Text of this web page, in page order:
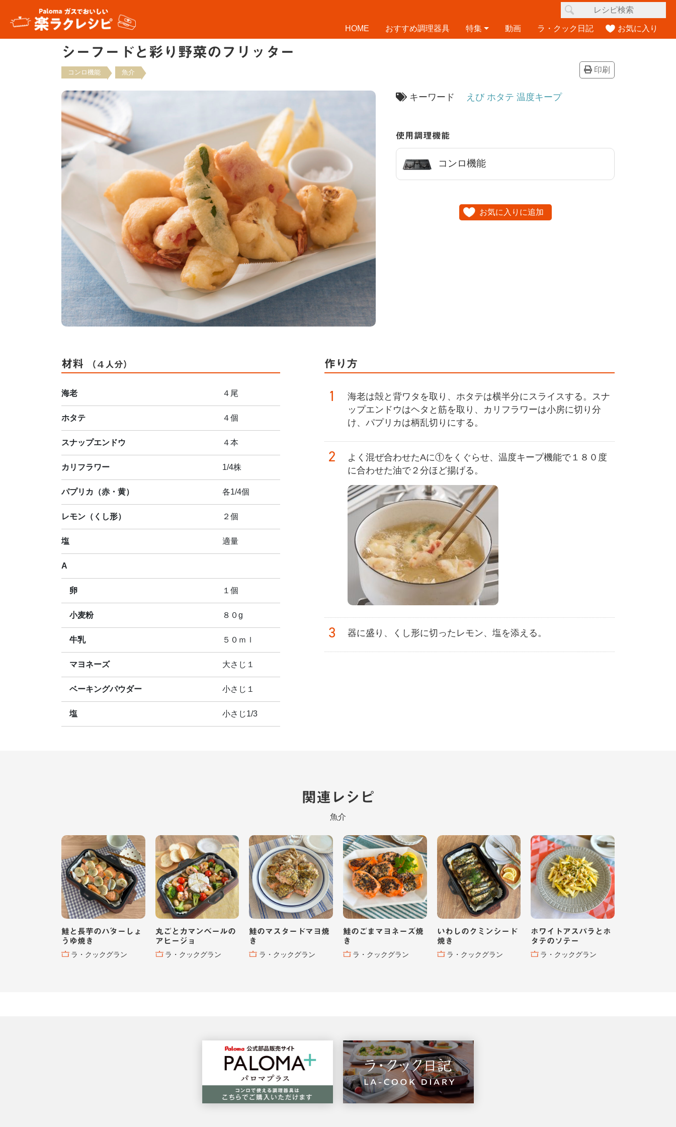
HOME おすすめ調理器具 特集 動画 ラ・クック日記 お気に入り
シーフードと彩り野菜のフリッター
コンロ機能 魚介 印刷
キーワード えび ホタテ 温度キープ
使用調理機能
コンロ機能
お気に入りに追加
材料 （４人分）
海老 ４尾
ホタテ ４個
スナップエンドウ ４本
カリフラワー 1/4株
パプリカ（赤・黄） 各1/4個
レモン（くし形） ２個
塩 適量
A
卵 １個
小麦粉 ８０g
牛乳 ５０ｍｌ
マヨネーズ 大さじ１
ベーキングパウダー 小さじ１
塩 小さじ1/3
作り方
1
海老は殻と背ワタを取り、ホタテは横半分にスライスする。スナ
ップエンドウはヘタと筋を取り、カリフラワーは小房に切り分
け、パプリカは柄乱切りにする。
2
よく混ぜ合わせたAに①をくぐらせ、温度キープ機能で１８０度
に合わせた油で２分ほど揚げる。
3 器に盛り、くし形に切ったレモン、塩を添える。
関連レシピ
魚介
鮭と長芋のバターしょ
うゆ焼き
ラ・クックグラン
丸ごとカマンベールの
アヒージョ
ラ・クックグラン
鮭のマスタードマヨ焼
き
ラ・クックグラン
鮭のごまマヨネーズ焼
き
ラ・クックグラン
いわしのクミンシード
焼き
ラ・クックグラン
ホワイトアスパラとホ
タテのソテー
ラ・クックグラン